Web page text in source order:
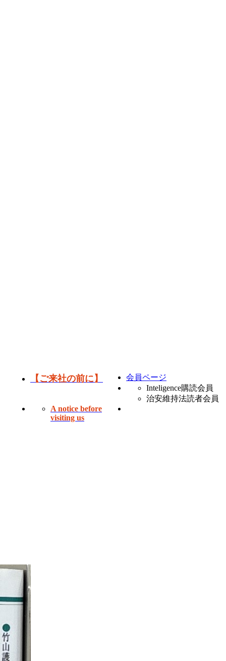
【ご来社の前に】
会員ページ
Inteligence購読会員
治安維持法読者会員
A notice before
visiting us